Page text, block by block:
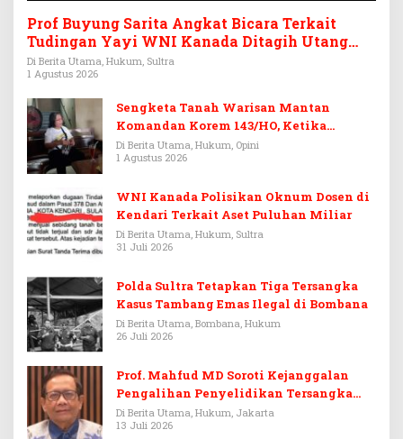
Prof Buyung Sarita Angkat Bicara Terkait
Tudingan Yayi WNI Kanada Ditagih Utang
Rp3,6 Miliar
Di Berita Utama, Hukum, Sultra
1 Agustus 2026
Sengketa Tanah Warisan Mantan
Komandan Korem 143/HO, Ketika
Warisan Menjadi Arena Pemerasan
Di Berita Utama, Hukum, Opini
1 Agustus 2026
WNI Kanada Polisikan Oknum Dosen di
Kendari Terkait Aset Puluhan Miliar
Di Berita Utama, Hukum, Sultra
31 Juli 2026
Polda Sultra Tetapkan Tiga Tersangka
Kasus Tambang Emas Ilegal di Bombana
Di Berita Utama, Bombana, Hukum
26 Juli 2026
Prof. Mahfud MD Soroti Kejanggalan
Pengalihan Penyelidikan Tersangka
Febrie Adriansyah
Di Berita Utama, Hukum, Jakarta
13 Juli 2026